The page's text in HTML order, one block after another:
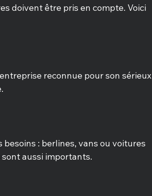
doivent être pris en compte. Voici
reconnue pour son sérieux
: berlines, vans ou voitures
aussi importants.